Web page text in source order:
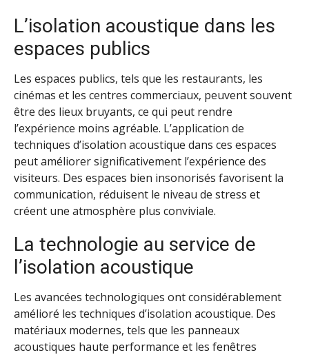
L’isolation acoustique dans les
espaces publics
Les espaces publics, tels que les restaurants, les
cinémas et les centres commerciaux, peuvent souvent
être des lieux bruyants, ce qui peut rendre
l’expérience moins agréable. L’application de
techniques d’isolation acoustique dans ces espaces
peut améliorer significativement l’expérience des
visiteurs. Des espaces bien insonorisés favorisent la
communication, réduisent le niveau de stress et
créent une atmosphère plus conviviale.
La technologie au service de
l’isolation acoustique
Les avancées technologiques ont considérablement
amélioré les techniques d’isolation acoustique. Des
matériaux modernes, tels que les panneaux
acoustiques haute performance et les fenêtres